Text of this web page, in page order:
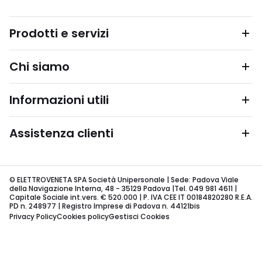
Prodotti e servizi
Chi siamo
Informazioni utili
Assistenza clienti
© ELETTROVENETA SPA Società Unipersonale | Sede: Padova Viale
della Navigazione Interna, 48 - 35129 Padova |Tel. 049 981 4611 |
Capitale Sociale int.vers. € 520.000 | P. IVA CEE IT 00184820280 R.E.A.
PD n. 248977 | Registro Imprese di Padova n. 44121bis
Privacy PolicyCookies policyGestisci Cookies